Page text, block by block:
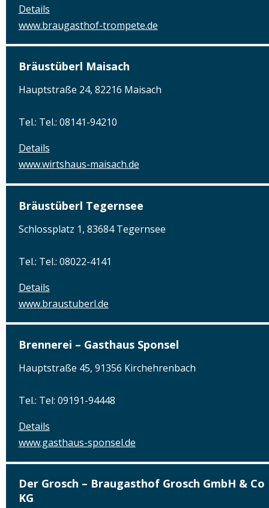
Details
www.braugasthof-trompete.de
Bräustüberl Maisach
Hauptstraße 24, 82216 Maisach
Tel.: Tel.: 08141-94210
Details
www.wirtshaus-maisach.de
Bräustüberl Tegernsee
Schlossplatz 1, 83684 Tegernsee
Tel.: Tel.: 08022-4141
Details
www.braustuberl.de
Brennerei – Gasthaus Sponsel
Hauptstraße 45, 91356 Kirchehrenbach
Tel.: Tel: 09191-94448
Details
www.gasthaus-sponsel.de
Der Grosch – Braugasthof Grosch GmbH & Co
KG